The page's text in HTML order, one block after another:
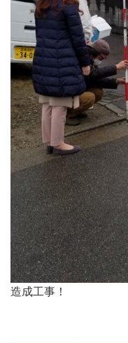
造成工事！